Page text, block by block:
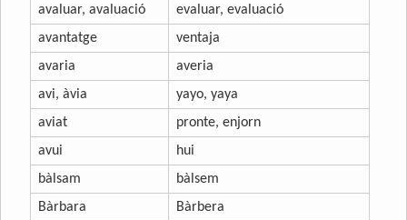
avaluar, avaluació
evaluar, evaluació
avantatge
ventaja
avaria
averia
avi, àvia
yayo, yaya
aviat
pronte, enjorn
avui
hui
bàlsam
bàlsem
Bàrbara
Bàrbera